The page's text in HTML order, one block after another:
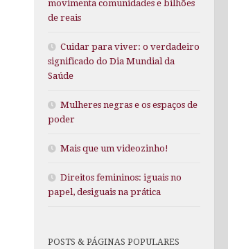
movimenta comunidades e bilhões
de reais
Cuidar para viver: o verdadeiro
significado do Dia Mundial da
Saúde
Mulheres negras e os espaços de
poder
Mais que um videozinho!
Direitos femininos: iguais no
papel, desiguais na prática
POSTS & PÁGINAS POPULARES